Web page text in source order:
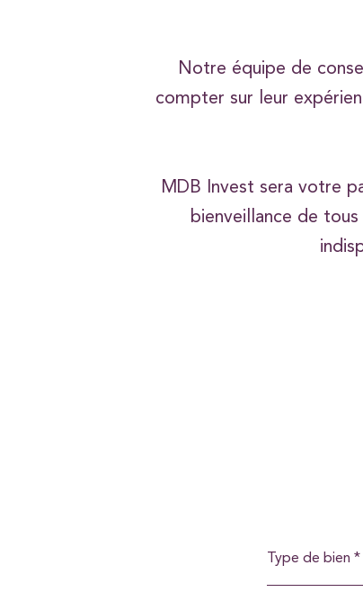
Notre équipe de
compter sur leur
MDB Invest sera votre
bienveillance de
de
bien
Type de bien *